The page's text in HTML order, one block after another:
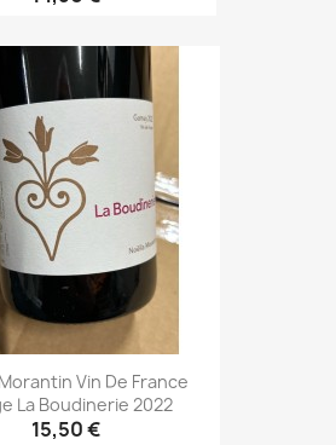
Vin De France
La Boudinerie 2022
15,50 €